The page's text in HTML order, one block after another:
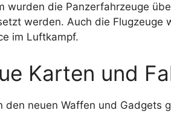
wurden die Panzerfahrzeuge
werden. Auch die Flugzeuge
im Luftkampf.
Karten und
den neuen Waffen und Gadgets